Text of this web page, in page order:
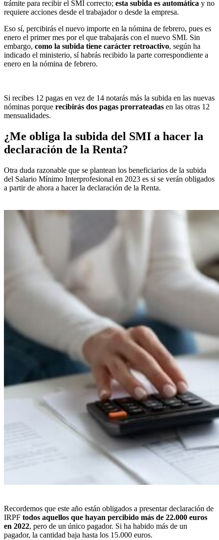
trámite para recibir el SMI correcto; esta subida es automática y no
requiere acciones desde el trabajador o desde la empresa.
Eso sí, percibirás el nuevo importe en la nómina de febrero, pues es
enero el primer mes por el que trabajarás con el nuevo SMI. Sin
embargo, como la subida tiene carácter retroactivo, según ha
indicado el ministerio, sí habrás recibido la parte correspondiente a
enero en la nómina de febrero.
Si recibes 12 pagas en vez de 14 notarás más la subida en las nuevas
nóminas porque recibirás dos pagas prorrateadas en las otras 12
mensualidades.
¿Me obliga la subida del SMI a hacer la
declaración de la Renta?
Otra duda razonable que se plantean los beneficiarios de la subida
del Salario Mínimo Interprofesional en 2023 es si se verán obligados
a partir de ahora a hacer la declaración de la Renta.
Recordemos que este año están obligados a presentar declaración de
IRPF todos aquellos que hayan percibido más de 22.000 euros
en 2022, pero de un único pagador. Si ha habido más de un
pagador, la cantidad baja hasta los 15.000 euros.